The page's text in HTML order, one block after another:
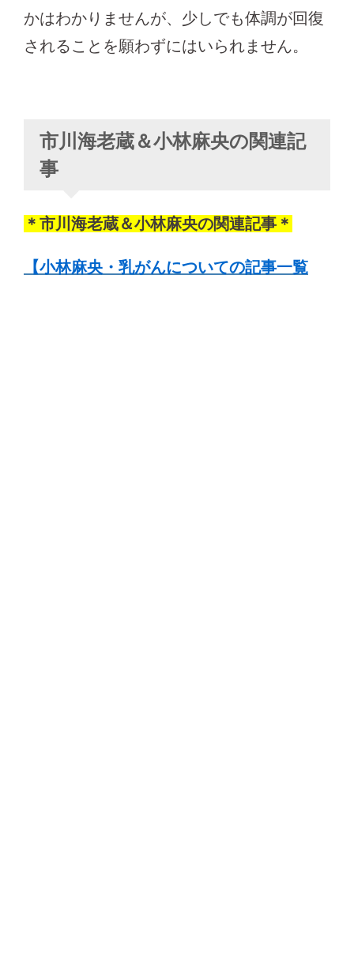
かはわかりませんが、少しでも体調が回復
されることを願わずにはいられません。
市川海老蔵＆小林麻央の関連記
事
＊市川海老蔵＆小林麻央の関連記事＊
【小林麻央・乳がんについての記事一覧